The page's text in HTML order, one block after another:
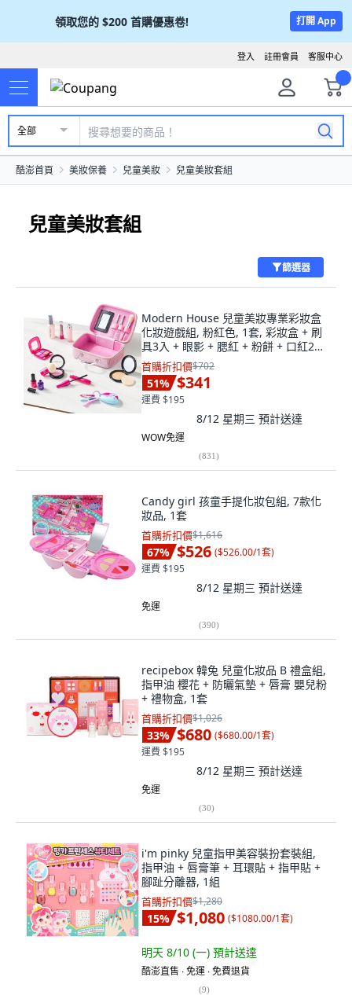
領取您的 $200 首購優惠卷! 打開 App
客服中心
註冊會員
登入
全部
酷澎首頁 美妝保養 兒童美妝 兒童美妝套組
兒童美妝套組
篩選器
Modern House 兒童美妝專業彩妝盒
化妝遊戲組, 粉紅色, 1套, 彩妝盒 + 刷
具3入 + 眼影 + 腮紅 + 粉餅 + 口紅2入
+ 噴霧 + 睫毛膏 + 指甲油2入 + 氣墊粉
撲 + 車鑰匙
首購折扣價$702
51% $341
運費 $195
8/12 星期三 預計送達
WOW免運
(831)
Candy girl 孩童手提化妝包組, 7款化
妝品, 1套
首購折扣價$1,616
67% $526 ($526.00/1套)
運費 $195
8/12 星期三 預計送達
免運
(390)
recipebox 韓兔 兒童化妝品 B 禮盒組,
指甲油 櫻花 + 防曬氣墊 + 唇膏 嬰兒粉
+ 禮物盒, 1套
首購折扣價$1,026
33% $680 ($680.00/1套)
運費 $195
8/12 星期三 預計送達
免運
(30)
i'm pinky 兒童指甲美容裝扮套裝組,
指甲油 + 唇膏筆 + 耳環貼 + 指甲貼 +
腳趾分離器, 1組
首購折扣價$1,280
15% $1,080 ($1080.00/1套)
明天 8/10 (一) 預計送達
酷澎直售 ∙ 免運 ∙ 免費退貨
(9)